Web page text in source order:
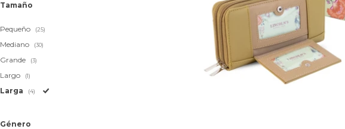
Tamaño
Pequeño (25)
Mediano (30)
Grande (3)
Largo (1)
Larga (4)
Género